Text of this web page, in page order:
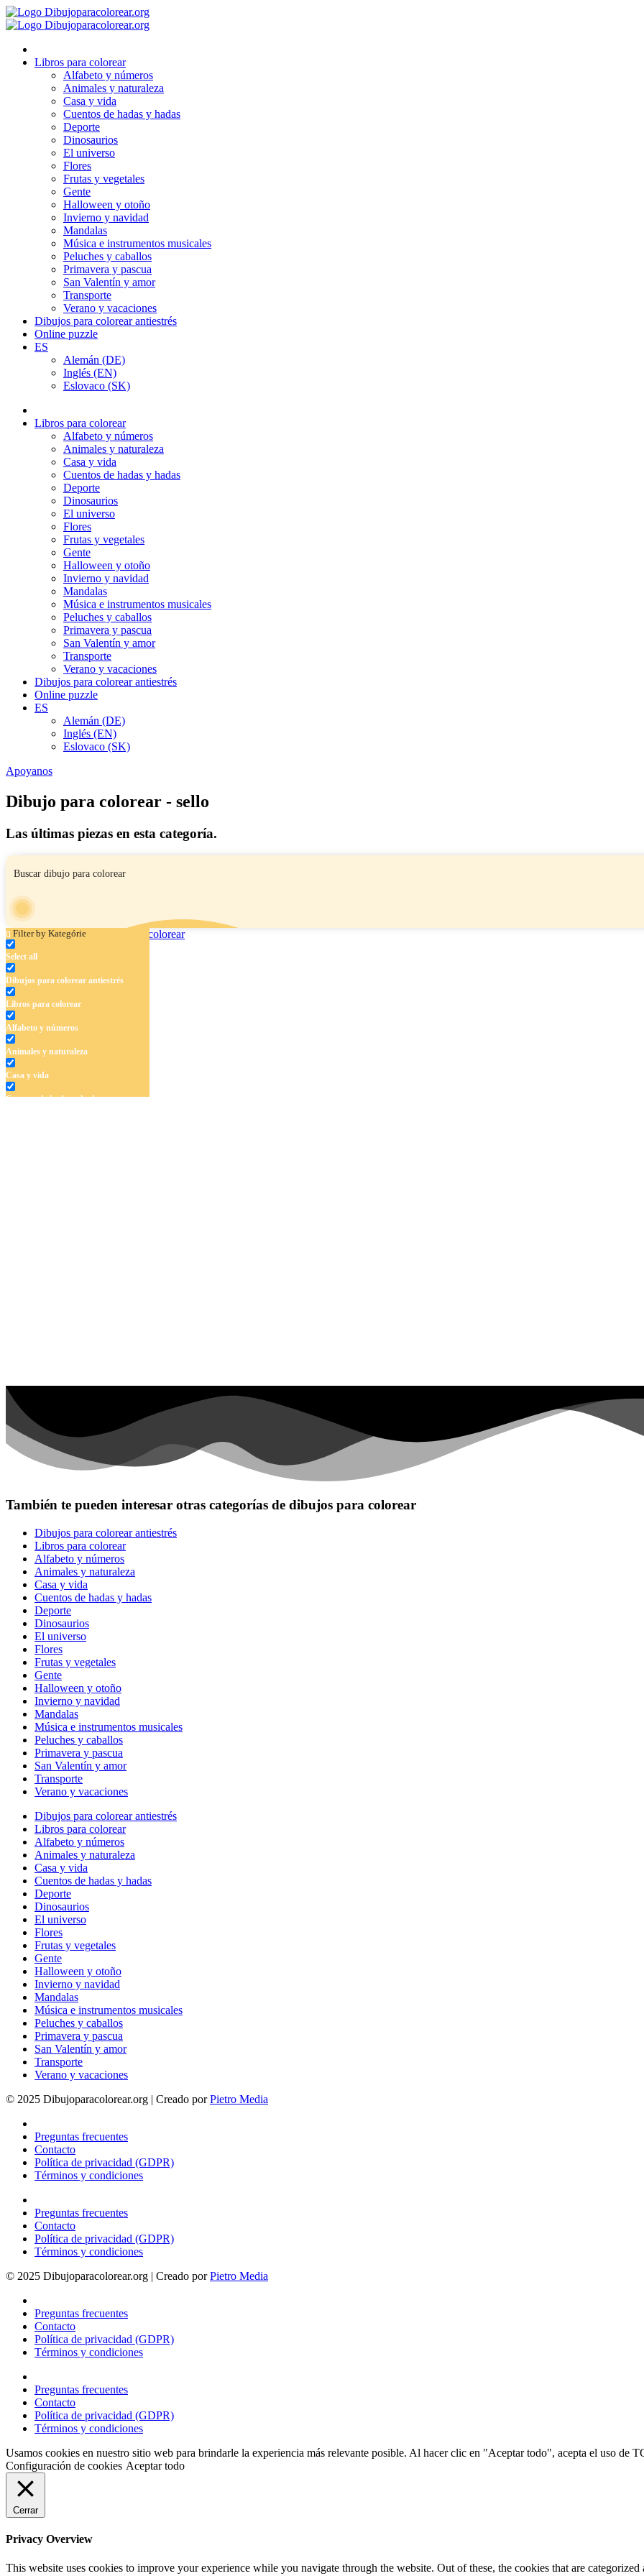
Ir
al
Libros para colorear
Alfabeto y números
Animales y naturaleza
Casa y vida
Cuentos de hadas y hadas
Deporte
Dinosaurios
El universo
Flores
Frutas y vegetales
Gente
Halloween y otoño
Invierno y navidad
Mandalas
Música e instrumentos musicales
Peluches y caballos
Primavera y pascua
San Valentín y amor
Transporte
Verano y vacaciones
Dibujos para colorear antiestrés
Online puzzle
ES
Alemán (DE)
Inglés (EN)
Eslovaco (SK)
Libros para colorear
Alfabeto y números
Animales y naturaleza
Casa y vida
Cuentos de hadas y hadas
Deporte
Dinosaurios
El universo
Flores
Frutas y vegetales
Gente
Halloween y otoño
Invierno y navidad
Mandalas
Música e instrumentos musicales
Peluches y caballos
Primavera y pascua
San Valentín y amor
Transporte
Verano y vacaciones
Dibujos para colorear antiestrés
Online puzzle
ES
Alemán (DE)
Inglés (EN)
Eslovaco (SK)
Apoyanos
Dibujo para colorear - sello
Las últimas piezas en esta categoría.
Filter by Kategórie
Select all
Dibujos para colorear antiestrés
Libros para colorear
Alfabeto y números
Animales y naturaleza
Casa y vida
Cuentos de hadas y hadas
San Valentín y amor
Transporte
Verano y vacaciones
Nezaradené
Sello y delfín
También te pueden interesar otras categorías de dibujos para colorear
Dibujos para colorear antiestrés
Libros para colorear
Alfabeto y números
Animales y naturaleza
Casa y vida
Cuentos de hadas y hadas
Deporte
Dinosaurios
El universo
Flores
Frutas y vegetales
Gente
Halloween y otoño
Invierno y navidad
Mandalas
Música e instrumentos musicales
Peluches y caballos
Primavera y pascua
San Valentín y amor
Transporte
Verano y vacaciones
Dibujos para colorear antiestrés
Libros para colorear
Alfabeto y números
Animales y naturaleza
Casa y vida
Cuentos de hadas y hadas
Deporte
Dinosaurios
El universo
Flores
Frutas y vegetales
Gente
Halloween y otoño
Invierno y navidad
Mandalas
Música e instrumentos musicales
Peluches y caballos
Primavera y pascua
San Valentín y amor
Transporte
Verano y vacaciones
© 2025 Dibujoparacolorear.org | Creado porPietro Media
Preguntas frecuentes
Contacto
Política de privacidad (GDPR)
Términos y condiciones
Preguntas frecuentes
Contacto
Política de privacidad (GDPR)
Términos y condiciones
© 2025 Dibujoparacolorear.org | Creado porPietro Media
Preguntas frecuentes
Contacto
Política de privacidad (GDPR)
Términos y condiciones
Preguntas frecuentes
Contacto
Política de privacidad (GDPR)
Términos y condiciones
Usamos cookies en nuestro sitio web para brindarle la experiencia más relevante posible. Al hacer clic en "Aceptar todo", acepta el uso de
Configuración de cookies Aceptar todo
Cerrar
Privacy Overview
This website uses cookies to improve your experience while you navigate through the website. Out of these, the cookies that are categorized